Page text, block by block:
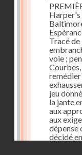
Harper's
Tracé
voie ;
jeu
la jante
aux
aux
dépense
décidé